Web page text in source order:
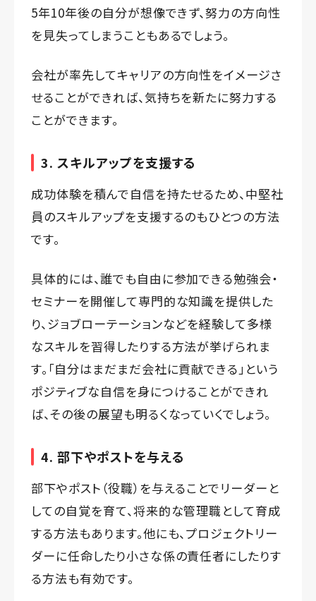
5年10年後の自分が想像できず、努力の方向性
を見失ってしまうこともあるでしょう。
会社が率先してキャリアの方向性をイメージさ
せることができれば、気持ちを新たに努力する
ことができます。
3. スキルアップを支援する
成功体験を積んで自信を持たせるため、中堅社
員のスキルアップを支援するのもひとつの方法
です。
具体的には、誰でも自由に参加できる勉強会・
セミナーを開催して専門的な知識を提供した
り、ジョブローテーションなどを経験して多様
なスキルを習得したりする方法が挙げられま
す。「自分はまだまだ会社に貢献できる」という
ポジティブな自信を身につけることができれ
ば、その後の展望も明るくなっていくでしょう。
4. 部下やポストを与える
部下やポスト（役職）を与えることでリーダーと
しての自覚を育て、将来的な管理職として育成
する方法もあります。他にも、プロジェクトリー
ダーに任命したり小さな係の責任者にしたりす
る方法も有効です。